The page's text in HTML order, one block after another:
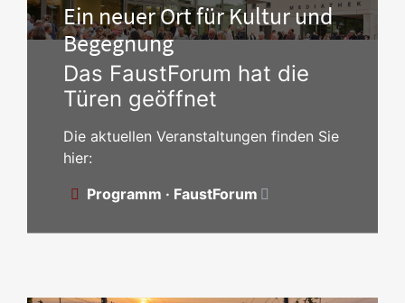
Ein neuer Ort für Kultur und
Begegnung
Das FaustForum hat die
Türen geöffnet
Die aktuellen Veranstaltungen finden Sie
hier:
Programm · FaustForum